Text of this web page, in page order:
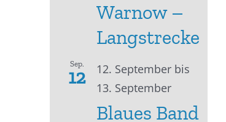
Warnow –
Langstrecke
Sep.
12 12. September bis
13. September
Blaues Band